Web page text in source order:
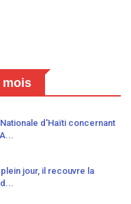
mois
d'Haïti concernant
jour, il recouvre la